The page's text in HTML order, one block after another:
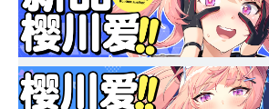
本月新作
站内动态
小组